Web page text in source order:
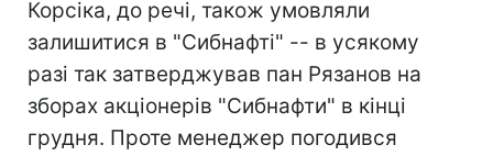
Корсіка, до речі, також умовляли
залишитися в "Сибнафті" -- в усякому
разі так затверджував пан Рязанов на
зборах акціонерів "Сибнафти" в кінці
грудня. Проте менеджер погодився